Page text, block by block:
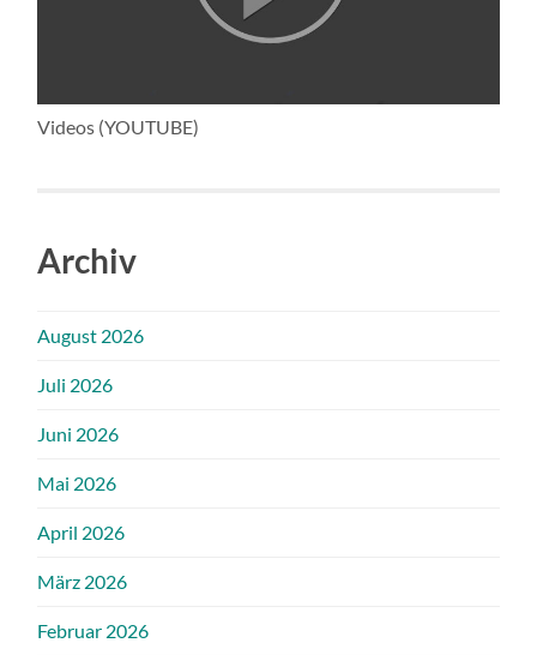
Videos (YOUTUBE)
Archiv
August 2026
Juli 2026
Juni 2026
Mai 2026
April 2026
März 2026
Februar 2026